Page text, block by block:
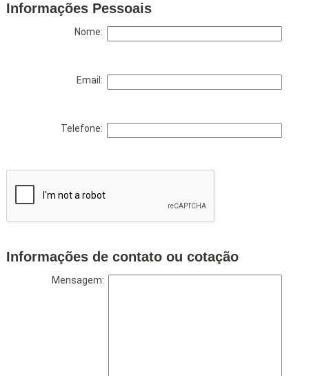
Informações Pessoais
Nome:
Email:
Telefone:
Informações de contato ou cotação
Mensagem: